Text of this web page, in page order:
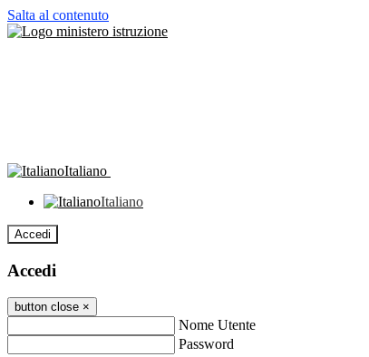
Salta al contenuto
Italiano
Italiano
Accedi
Accedi
button close ×
Nome Utente
Password